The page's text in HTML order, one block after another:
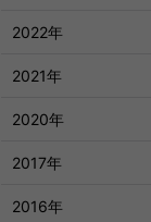
2022年
2021年
2020年
2017年
2016年